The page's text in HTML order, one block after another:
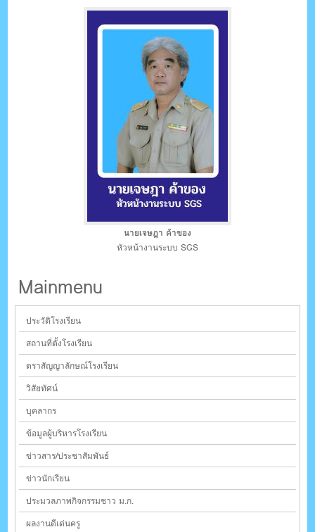
นายเจษฎา ค้าของ
หัวหน้างานระบบ SGS
Mainmenu
ประวัติโรงเรียน
สถานที่ตั้งโรงเรียน
ตราสัญญาลักษณ์โรงเรียน
วิสัยทัศน์
บุคลากร
ข้อมูลผู้บริหารโรงเรียน
ข่าวสาร/ประชาสัมพันธ์
ข่าวนักเรียน
ประมวลภาพกิจกรรมชาว ม.ก.
ผลงานดีเด่นครู